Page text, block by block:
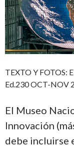
TEXTO Y FOTOS:
Ed.230 OCT-NOV
El Museo
Innovación
debe incluirse